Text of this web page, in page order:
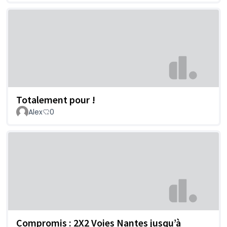
Totalement pour !
Alex 0
Compromis : 2X2 Voies Nantes jusqu’à